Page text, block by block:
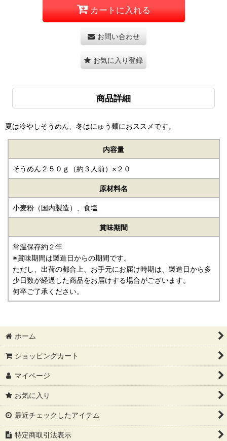
カートに入れる
お問い合わせ
お気に入り登録
商品詳細
夏は冷やしそうめん、冬はにゅう麺におススメです。
内容量
そうめん２５０ｇ（約３人前）×２０
原材料名
小麦粉（国内製造）、食塩
賞味期間
常温保存約２年
※賞味期間は製造日からの期間です。
ただし、出荷の都合上、お手元にお届け時期は、製造日から多
少日数が経過した商品をお届けする場合がございます。
何卒ご了承ください。
ホーム
ショッピングカート
マイページ
お気に入り
最近チェックしたアイテム
特定商取引法表示